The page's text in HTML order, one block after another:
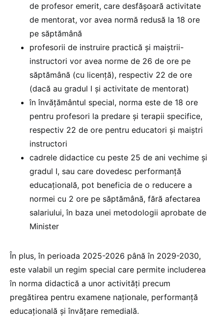
de profesor emerit, care desfășoară activitate
de mentorat, vor avea normă redusă la 18 ore
pe săptămână
profesorii de instruire practică și maiștrii-
instructori vor avea norme de 26 de ore pe
săptămână (cu licență), respectiv 22 de ore
(dacă au gradul I și activitate de mentorat)
în învățământul special, norma este de 18 ore
pentru profesori la predare și terapii specifice,
respectiv 22 de ore pentru educatori și maiștri
instructori
cadrele didactice cu peste 25 de ani vechime și
gradul I, sau care dovedesc performanță
educațională, pot beneficia de o reducere a
normei cu 2 ore pe săptămână, fără afectarea
salariului, în baza unei metodologii aprobate de
Minister
În plus, în perioada 2025-2026 până în 2029-2030,
este valabil un regim special care permite includerea
în norma didactică a unor activități precum
pregătirea pentru examene naționale, performanță
educațională și învățare remedială.